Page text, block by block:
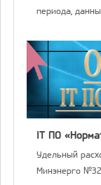
периода,
IT ПО
Удельный
Минэнерго